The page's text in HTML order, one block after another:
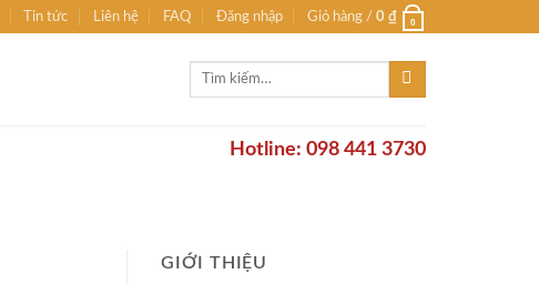
Tin tức Liên hệ FAQ Đăng nhập Giỏ hàng / 0 ₫ 0
Tìm
Hotline: 098 441 3730
GIỚI THIỆU